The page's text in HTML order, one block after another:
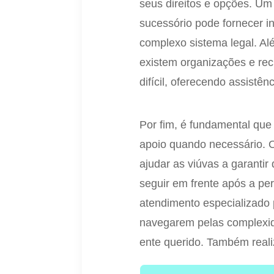
seus direitos e opções.
sucessório pode fornecer
complexo sistema legal.
existem organizações e
difícil, oferecendo
Por fim, é fundamental
apoio quando necessário.
ajudar as viúvas a garantir
seguir em frente após a
atendimento
navegarem pelas
ente querido. Também